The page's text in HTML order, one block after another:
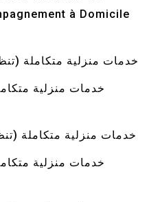
à Domicile
خدمات منزلية متكاملة
خدمات منزلية
خدمات منزلية متكاملة
خدمات منزلية